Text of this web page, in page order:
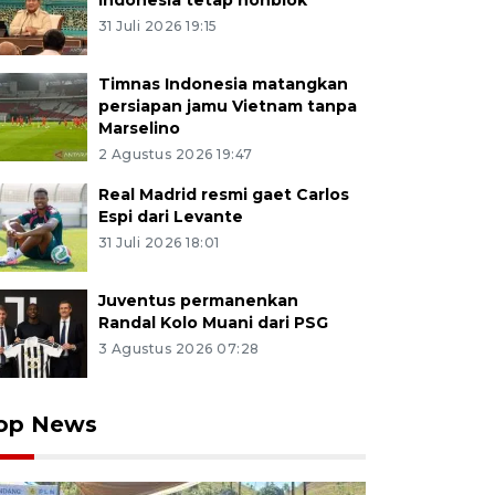
31 Juli 2026 19:15
Timnas Indonesia matangkan
persiapan jamu Vietnam tanpa
Marselino
2 Agustus 2026 19:47
Real Madrid resmi gaet Carlos
Espi dari Levante
31 Juli 2026 18:01
Juventus permanenkan
Randal Kolo Muani dari PSG
3 Agustus 2026 07:28
News